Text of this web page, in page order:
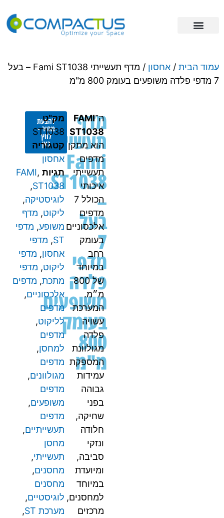
עמוד הבית / אחסון
/ מדף תעשייתי Fami ST1038 – בעל
7 מדפי פלדה משופעים בעומק 800 מ"מ
מדף
תעשייתי
Fami
ST1038
–
בעל
7
מדפי
פלדה
משופעים
בעומק
800
מ"מ
ה־FAMI
ST1038
הוא מתקן
מדפים
תעשייתי
איכותי
הכולל 7
מדפים
אלכסוניים
בעומק
רחב
במיוחד
של 800
מ״מ.
המערכת
עשויה
פלדה
מגולוונת
המספקת
עמידות
גבוהה
בפני
שחיקה,
חלודה
ונזקי
סביבה,
ומיועדת
במיוחד
למחסנים,
מרכזים
להצעת
מחיר -
לחץ
כאן
מק"ט
ST1038
קטגוריה
אחסון
תגיות FAMI,
ST1038
,
לוגיסטיקה,
ליקוט, מדף
משופע, מדפי
ST
, מדפי
אחסון, מדפי
ליקוט, מדפי
מתכת, מדפים
אלכסוניים,
מדפים
לליקוט,
מדפים
למחסן,
מדפים
מגולוונים,
מדפים
משופעים,
מדפים
תעשייתיים,
מחסן
תעשייתי,
מחסנים,
מחסנים
לוגיסטיים,
מערכת ST
,